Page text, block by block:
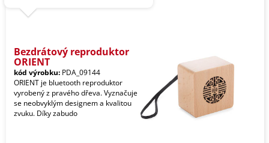
Bezdrátový reproduktor
ORIENT
kód výrobku: PDA_09144
ORIENT je bluetooth reproduktor
vyrobený z pravého dřeva. Vyznačuje
se neobvyklým designem a kvalitou
zvuku. Díky zabudo